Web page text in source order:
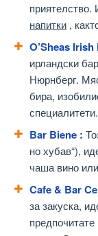
приятелство.
напитки ,
O’Sheas Irish
ирландски
Нюрнберг.
бира,
специалитети.
Bar Biene :
но хубав“),
чаша вино
Cafe & Bar
за закуска,